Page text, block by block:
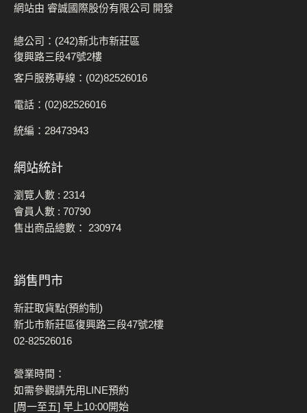
網站由 睿誠國際股份有限公司 開發
總公司：(242)新北市新莊區
復興路三段47號2樓
客戶服務專線：(02)82526016
電話：(02)82526016
統編：28473943
網站統計
瀏覽人數 : 2314
會員人數 : 70790
售出商品總數： 230974
銷售門市
新莊取貨點(預約制)
新北市新莊區復興路三段47號2樓
02-82526016
營業時間：
如需參觀請先用LINE預約
[周一至五] 早上10:00開始